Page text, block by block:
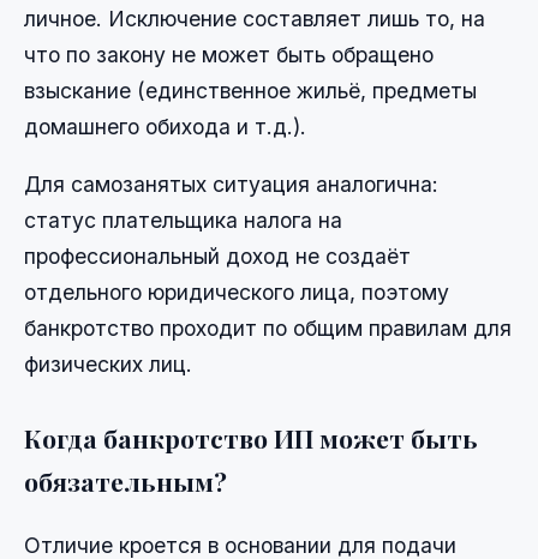
личное. Исключение составляет лишь то, на
что по закону не может быть обращено
взыскание (единственное жильё, предметы
домашнего обихода и т.д.).
Для самозанятых ситуация аналогична:
статус плательщика налога на
профессиональный доход не создаёт
отдельного юридического лица, поэтому
банкротство проходит по общим правилам для
физических лиц.
Когда банкротство ИП может быть
обязательным?
Отличие кроется в основании для подачи